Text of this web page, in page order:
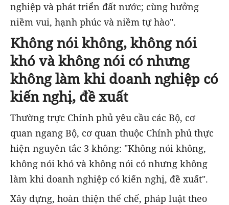
nghiệp và phát triển đất nước; cùng hưởng
niềm vui, hạnh phúc và niềm tự hào".
Không nói không, không nói
khó và không nói có nhưng
không làm khi doanh nghiệp có
kiến nghị, đề xuất
Thường trực Chính phủ yêu cầu các Bộ, cơ
quan ngang Bộ, cơ quan thuộc Chính phủ thực
hiện nguyên tắc 3 không: "Không nói không,
không nói khó và không nói có nhưng không
làm khi doanh nghiệp có kiến nghị, đề xuất".
Xây dựng, hoàn thiện thể chế, pháp luật theo